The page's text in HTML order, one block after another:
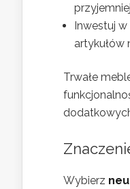
Inwestuj
artykułów
Trwałe
Wybierz